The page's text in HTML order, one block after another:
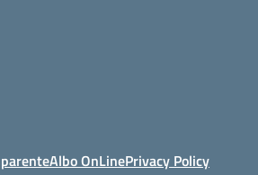
Albo OnLinePrivacy Policy